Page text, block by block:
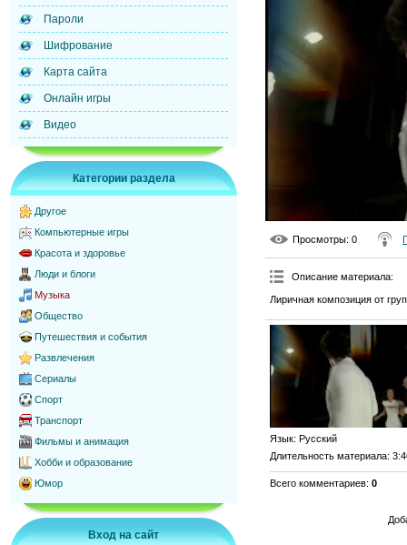
Пароли
Шифрование
Карта сайта
Онлайн игры
Видео
Категории раздела
Другое
Компьютерные игры
Красота и здоровье
Люди и блоги
Музыка
Общество
Путешествия и события
Развлечения
Сериалы
Спорт
Транспорт
Фильмы и анимация
Хобби и образование
Юмор
Вход на сайт
Просмотры: 0
Описание материала:
Лиричная композиция от
Язык: Русский
Длительность материала:
Всего комментариев: 0